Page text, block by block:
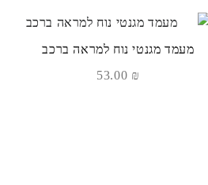
מעמד מגנטי נוח למראה ברכב
₪